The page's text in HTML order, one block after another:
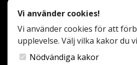
info@halsingekokobad.se
0650-307 92
Forssåvägen 7
824 65 Näsviken
Vi använder cookies!
Vi använder cookies för att
upplevelse. Välj vilka kakor du
Nödvändiga kakor